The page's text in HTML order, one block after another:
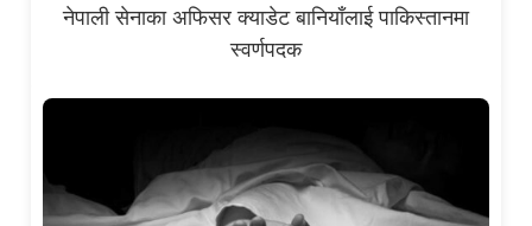
नेपाली सेनाका अफिसर क्याडेट बानियाँलाई पाकिस्तानमा
स्वर्णपदक